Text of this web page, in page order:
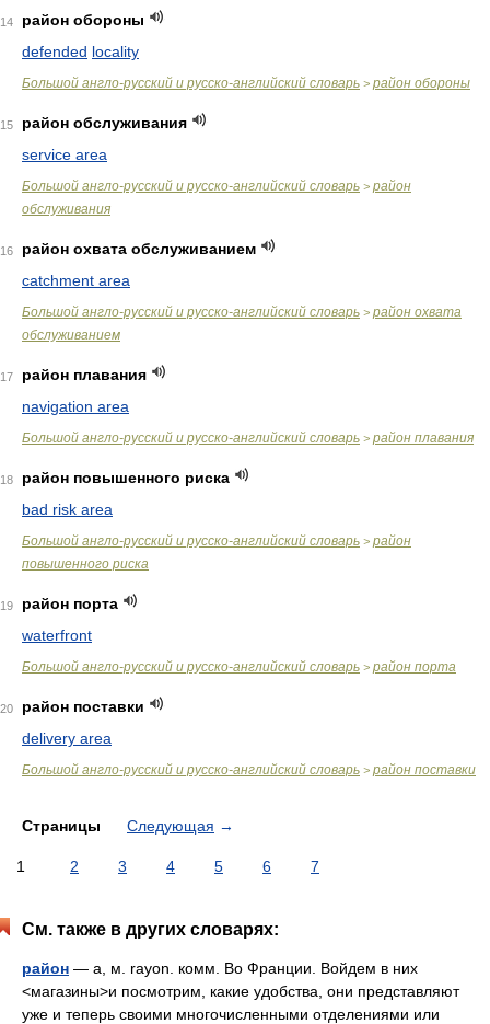
14
район обороны
defended locality
Большой англо-русский и русско-английский словарь > район обороны
15
район обслуживания
service area
Большой англо-русский и русско-английский словарь > район
обслуживания
16
район охвата обслуживанием
catchment area
Большой англо-русский и русско-английский словарь > район охвата
обслуживанием
17
район плавания
navigation area
Большой англо-русский и русско-английский словарь > район плавания
18
район повышенного риска
bad risk area
Большой англо-русский и русско-английский словарь > район
повышенного риска
19
район порта
waterfront
Большой англо-русский и русско-английский словарь > район порта
20
район поставки
delivery area
Большой англо-русский и русско-английский словарь > район поставки
Страницы Следующая →
1 2 3 4 5 6 7
См. также в других словарях:
район — а, м. rayon. комм. Во Франции. Войдем в них
<магазины>и посмотрим, какие удобства, они представляют
уже и теперь своими многочисленными отделениями или